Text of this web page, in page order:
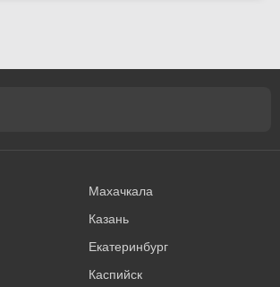
Махачкала
Казань
Екатеринбург
Каспийск